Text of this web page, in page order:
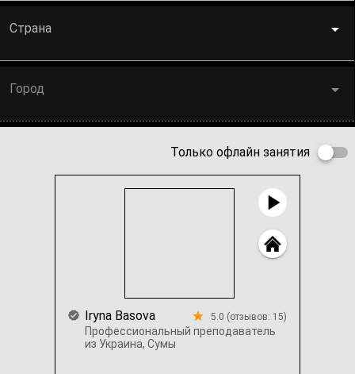
Страна
Город
Только офлайн занятия
Iryna Basova
Профессиональный преподаватель
из Украина, Сумы
5.0 (отзывов: 15)